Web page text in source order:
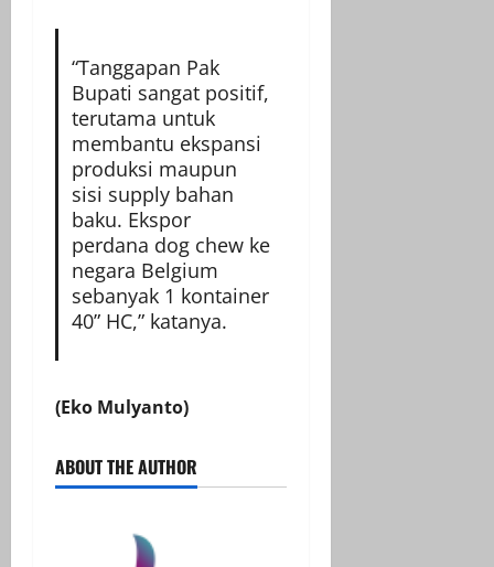
“Tanggapan Pak
Bupati sangat positif,
terutama untuk
membantu ekspansi
produksi maupun
sisi supply bahan
baku. Ekspor
perdana dog chew ke
negara Belgium
sebanyak 1 kontainer
40” HC,” katanya.
(Eko Mulyanto)
ABOUT THE AUTHOR